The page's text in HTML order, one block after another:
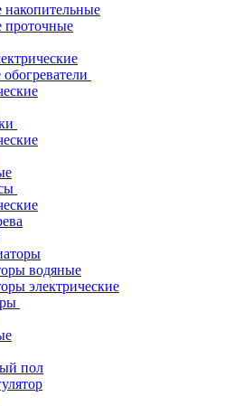
накопительные
проточные
водяные
электрические
пол